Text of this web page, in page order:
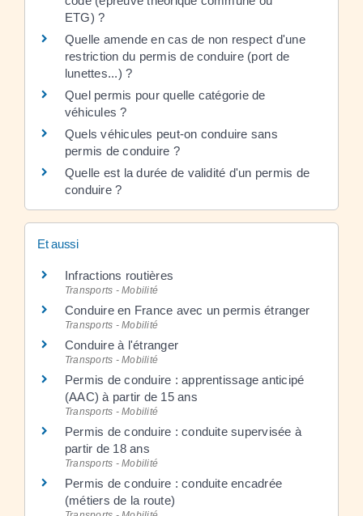
ETG) ?
Quelle amende en cas de non respect d'une
restriction du permis de conduire (port de
lunettes...) ?
Quel permis pour quelle catégorie de
véhicules ?
Quels véhicules peut-on conduire sans
permis de conduire ?
Quelle est la durée de validité d'un permis de
conduire ?
Et aussi
Infractions routières
Transports - Mobilité
Conduire en France avec un permis étranger
Transports - Mobilité
Conduire à l'étranger
Transports - Mobilité
Permis de conduire : apprentissage anticipé
(AAC) à partir de 15 ans
Transports - Mobilité
Permis de conduire : conduite supervisée à
partir de 18 ans
Transports - Mobilité
Permis de conduire : conduite encadrée
(métiers de la route)